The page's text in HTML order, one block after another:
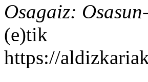
Osagaiz:
(e)tik
https://